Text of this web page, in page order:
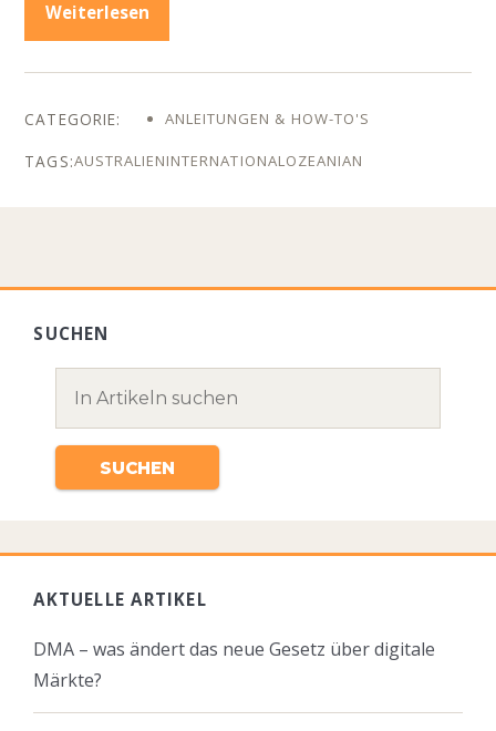
Weiterlesen
ANLEITUNGEN & HOW-TO'S
AUSTRALIENINTERNATIONALOZEANIAN
SUCHEN
AKTUELLE ARTIKEL
DMA – was ändert das neue Gesetz über digitale
Märkte?